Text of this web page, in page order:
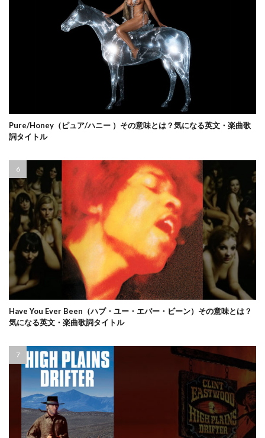
Pure/Honey（ピュア/ハニー ）その意味とは？気になる英文・楽曲歌
詞タイトル
Have You Ever Been（ハブ・ユー・エバー・ビーン）その意味とは？
気になる英文・楽曲歌詞タイトル